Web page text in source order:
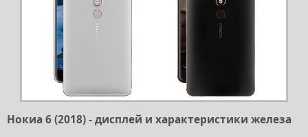
Нокиа 6 (2018) - дисплей и характеристики железа